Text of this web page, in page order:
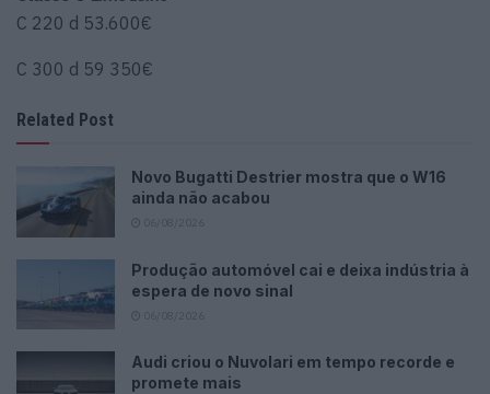
C 220 d 53.600€
C 300 d 59 350€
Related Post
Novo Bugatti Destrier mostra que o W16
ainda não acabou
Produção automóvel cai e deixa indústria à
espera de novo sinal
Audi criou o Nuvolari em tempo recorde e
promete mais